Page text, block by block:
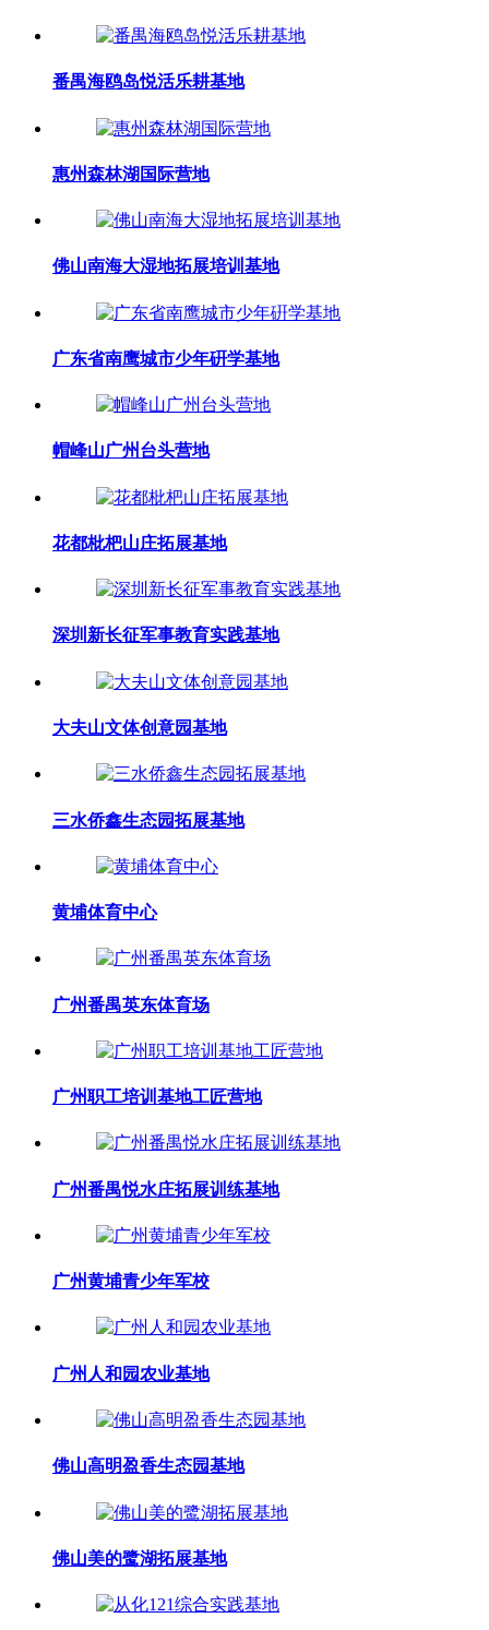
番禺海鸥岛悦活乐耕基地
惠州森林湖国际营地
佛山南海大湿地拓展培训基地
广东省南鹰城市少年硏学基地
帽峰山广州台头营地
花都枇杷山庄拓展基地
深圳新长征军事教育实践基地
大夫山文体创意园基地
三水侨鑫生态园拓展基地
黄埔体育中心
广州番禺英东体育场
广州职工培训基地工匠营地
广州番禺悦水庄拓展训练基地
广州黄埔青少年军校
广州人和园农业基地
佛山高明盈香生态园基地
佛山美的鹭湖拓展基地